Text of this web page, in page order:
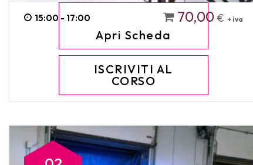
15:00 - 17:00 70,00€ + iva
Apri Scheda
ISCRIVITI AL
CORSO